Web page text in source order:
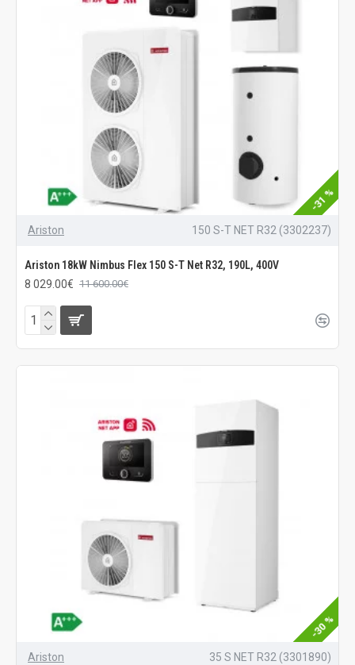
-31 %
Ariston 150 S-T NET R32 (3302237)
Ariston 18kW Nimbus Flex 150 S-T Net R32, 190L, 400V
8 029.00€ 11 600.00€
-30 %
Ariston 35 S NET R32 (3301890)